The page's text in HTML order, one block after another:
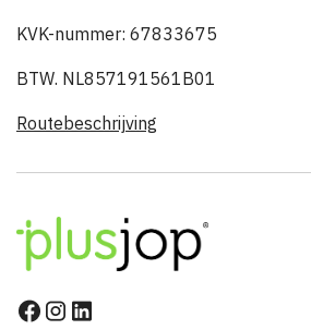
KVK-nummer: 67833675
BTW. NL857191561B01
Routebeschrijving